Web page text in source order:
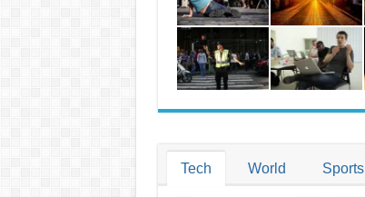
Tech World Sports